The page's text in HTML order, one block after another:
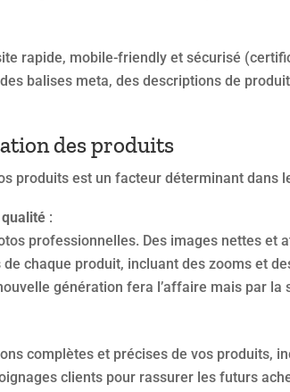
rapide, mobile-friendly et sécurisé
balises meta, des descriptions de
des produits
produits est un facteur déterminant dans
:
professionnelles. Des images nettes
chaque produit, incluant des zooms et
génération fera l’affaire mais par
complètes et précises de vos produits,
clients pour rassurer les futurs